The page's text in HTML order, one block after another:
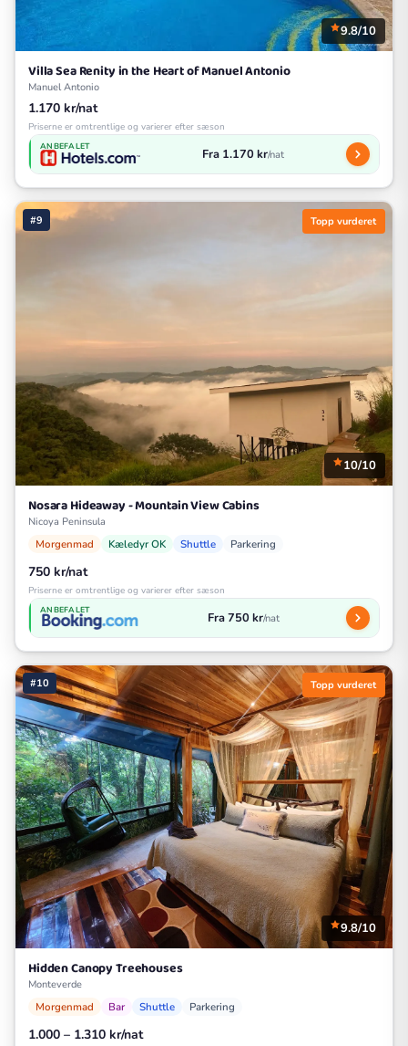
9.8/10
Villa Sea Renity in the Heart of Manuel Antonio
Manuel Antonio
1.170 kr/nat
Priserne er omtrentlige og varierer efter sæson
ANBEFALET Fra 1.170 kr/nat
#9 Topp vurderet
10/10
Nosara Hideaway - Mountain View Cabins
Nicoya Peninsula
Morgenmad Kæledyr OK Shuttle Parkering
750 kr/nat
Priserne er omtrentlige og varierer efter sæson
ANBEFALET Fra 750 kr/nat
#10 Topp vurderet
9.8/10
Hidden Canopy Treehouses
Monteverde
Morgenmad Bar Shuttle Parkering
1.000 – 1.310 kr/nat